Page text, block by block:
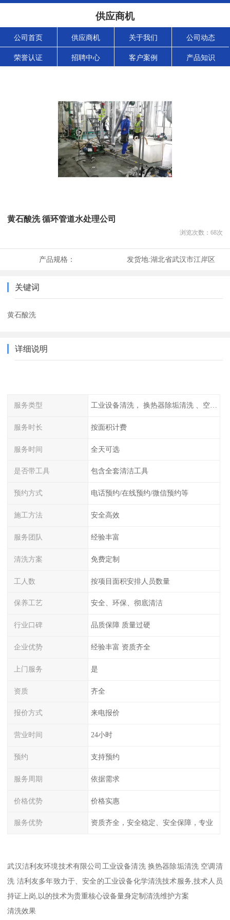
供应商机
公司首页 供应商机 关于我们 公司动态
荣誉认证 招聘中心 客户案例 产品知识
黄石酸洗 循环管道水处理公司
浏览次数： 68次
产品规格： 发货地:湖北省武汉市江岸区
关键词
黄石酸洗
详细说明
服务类型 工业设备清洗， 换热器除垢清洗 、空调清洗等
服务时长 按面积计费
服务时间 全天可选
是否带工具 包含全套清洁工具
预约方式 电话预约/在线预约/微信预约等
施工方法 安全高效
服务团队 经验丰富
清洗方案 免费定制
工人数 按项目面积安排人员数量
保养工艺 安全、环保、彻底清洁
行业口碑 品质保障 质量过硬
企业优势 经验丰富 资质齐全
上门服务 是
资质 齐全
报价方式 来电报价
营业时间 24小时
预约 支持预约
服务周期 依据需求
价格优势 价格实惠
服务优势 资质齐全，安全稳定、安全保障，专业
武汉洁利友环境技术有限公司工业设备清洗 换热器除垢清洗 空调清
洗 洁利友多年致力于、安全的工业设备化学清洗技术服务,技术人员
持证上岗,以的技术为贵重核心设备量身定制清洗维护方案
清洗效果